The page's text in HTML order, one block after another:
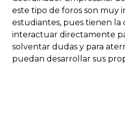
este tipo de foros son muy
estudiantes, pues tienen
interactuar directamente
solventar dudas y para
puedan desarrollar sus